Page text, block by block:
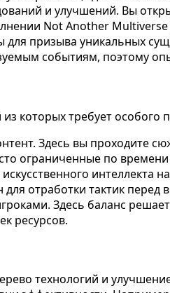
и улучшений. Вы
Not Another
призыва уникальных
событиям, поэтому
которых требует особого
Здесь вы проходите
ограниченные по времени
интеллекта
отработки тактик перед
Здесь баланс решает
ресурсов.
технологий и